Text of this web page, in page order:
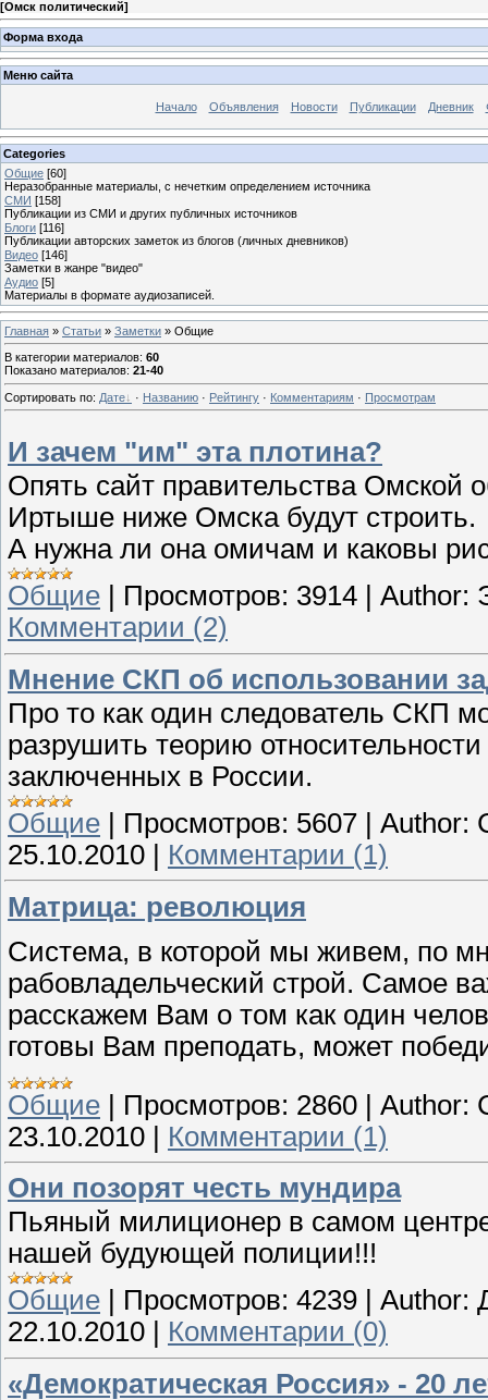
[Омск политический]
Форма входа
Меню сайта
Начало Объявления Новости Публикации Дневник
Categories
Общие [60]
Неразобранные материалы, с нечетким определением источника
СМИ [158]
Публикации из СМИ и других публичных источников
Блоги [116]
Публикации авторских заметок из блогов (личных дневников)
Видео [146]
Заметки в жанре "видео"
Аудио [5]
Материалы в формате аудиозаписей.
Главная » Статьи » Заметки » Общие
В категории материалов: 60
Показано материалов: 21-40
Сортировать по: Дате · Названию · Рейтингу · Комментариям · Просмотрам
И зачем "им" эта плотина?
Опять сайт правительства Омской
Иртыше ниже Омска будут строить.
А нужна ли она омичам и каковы
Общие
Просмотров: 3914 Author:
Комментарии (2)
Мнение СКП об использовании
Про то как один следователь СКП
разрушить теорию
заключенных в России.
Общие
Просмотров: 5607 Author:
25.10.2010
Комментарии (1)
Матрица: революция
Система, в которой мы живем, по
рабовладельческий строй. Самое
расскажем Вам о том как один
готовы Вам преподать, может
Общие
Просмотров: 2860 Author:
23.10.2010
Комментарии (1)
Они позорят честь мундира
Пьяный милиционер в самом
нашей будующей полиции!!!
Общие
Просмотров: 4239 Author:
22.10.2010
Комментарии (0)
«Демократическая Россия» - 20